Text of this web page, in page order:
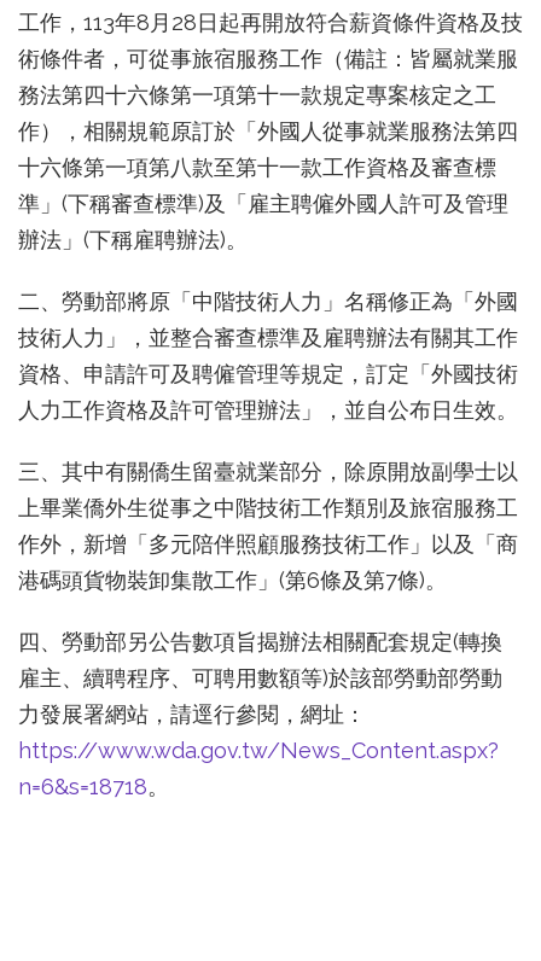
工作，113年8月28日起再開放符合薪資條件資格及技
術條件者，可從事旅宿服務工作（備註：皆屬就業服
務法第四十六條第一項第十一款規定專案核定之工
作），相關規範原訂於「外國人從事就業服務法第四
十六條第一項第八款至第十一款工作資格及審查標
準」(下稱審查標準)及「雇主聘僱外國人許可及管理
辦法」(下稱雇聘辦法)。
二、勞動部將原「中階技術人力」名稱修正為「外國
技術人力」，並整合審查標準及雇聘辦法有關其工作
資格、申請許可及聘僱管理等規定，訂定「外國技術
人力工作資格及許可管理辦法」，並自公布日生效。
三、其中有關僑生留臺就業部分，除原開放副學士以
上畢業僑外生從事之中階技術工作類別及旅宿服務工
作外，新增「多元陪伴照顧服務技術工作」以及「商
港碼頭貨物裝卸集散工作」(第6條及第7條)。
四、勞動部另公告數項旨揭辦法相關配套規定(轉換
雇主、續聘程序、可聘用數額等)於該部勞動部勞動
力發展署網站，請逕行參閱，網址：
https://www.wda.gov.tw/News_Content.aspx?
n=6&s=18718。